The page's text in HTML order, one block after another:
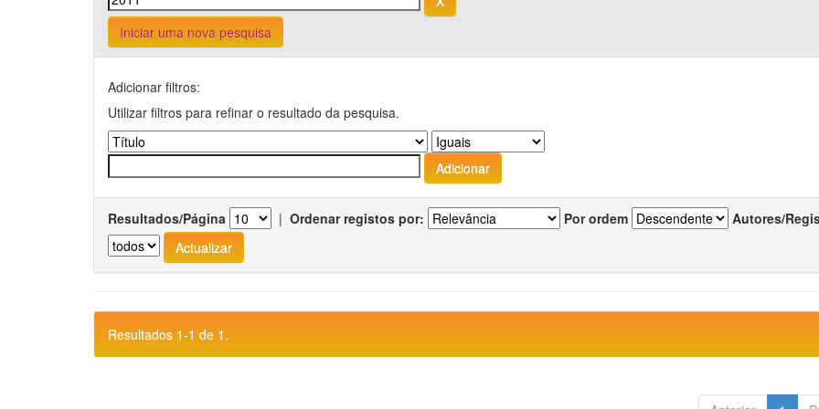
Iniciar uma nova pesquisa
Adicionar filtros:
Utilizar filtros para refinar o resultado da pesquisa.
Resultados/Página | Ordenar registos por: Por ordem Autores/
Resultados 1-1 de 1.